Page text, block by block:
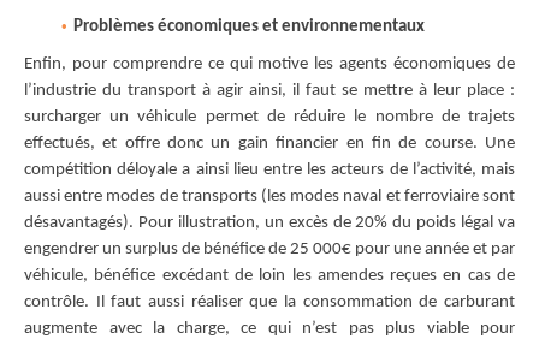
Problèmes économiques et environnementaux
Enfin, pour comprendre ce qui motive les agents économiques de
l’industrie du transport à agir ainsi, il faut se mettre à leur place :
surcharger un véhicule permet de réduire le nombre de trajets
effectués, et offre donc un gain financier en fin de course. Une
compétition déloyale a ainsi lieu entre les acteurs de l’activité, mais
aussi entre modes de transports (les modes naval et ferroviaire sont
désavantagés). Pour illustration, un excès de 20% du poids légal va
engendrer un surplus de bénéfice de 25 000€ pour une année et par
véhicule, bénéfice excédant de loin les amendes reçues en cas de
contrôle. Il faut aussi réaliser que la consommation de carburant
augmente avec la charge, ce qui n’est pas plus viable pour